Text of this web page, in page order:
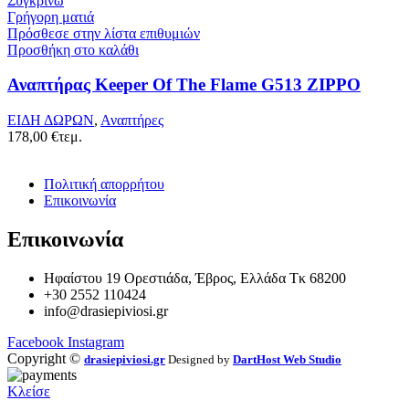
Γρήγορη ματιά
Πρόσθεσε στην λίστα επιθυμιών
Προσθήκη στο καλάθι
Αναπτήρας Keeper Of The Flame G513 ZIPPO
ΕΙΔΗ ΔΩΡΩΝ, Αναπτήρες
178,00 €τεμ.
Πολιτική απορρήτου
Επικοινωνία
Επικοινωνία
Ηφαίστου 19 Ορεστιάδα, Έβρος, Ελλάδα Τκ 68200
+30 2552 110424
info@drasiepiviosi.gr
Facebook Instagram
Copyright © drasiepiviosi.gr Designed by DartHost Web Studio
Κλείσε